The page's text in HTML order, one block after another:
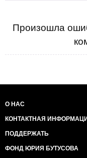
Произошла
О НАС
КОНТАКТНАЯ
ПОДДЕРЖАТЬ
ФОНД ЮРИЯ БУТУСОВА